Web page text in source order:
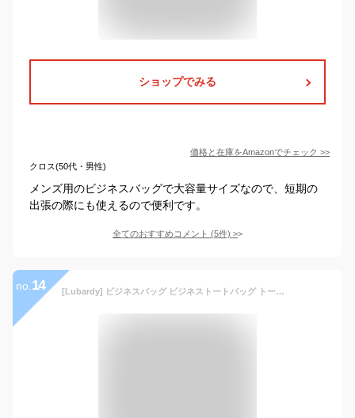
ショップでみる
価格と在庫をAmazonでチェック >>
クロス(50代・男性)
メンズ用のビジネスバッグで大容量サイズなので、短期の
出張の際にも使えるので便利です。
全てのおすすめコメント (5件) >
no. 14 [Lubardy] ビジネスバッグ ビジネストートバッグ トートバッグ メンズ 就活 バッグ B4 2way 防水 大容量 出張 仕事 通勤 黒 ブラウン ダークブラウン ネイビー